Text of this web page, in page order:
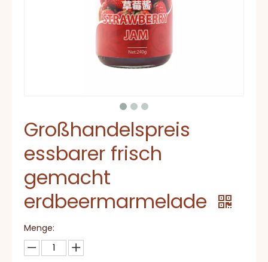
Großhandelspreis
essbarer frisch
gemacht
erdbeermarmelade
Menge: